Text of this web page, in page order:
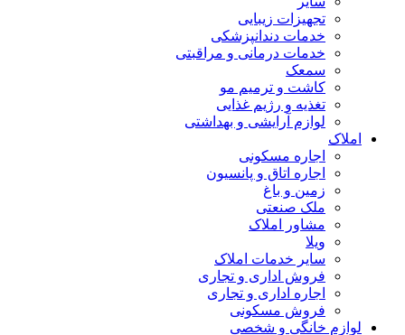
تجهیزات زیبایی
خدمات دندانپزشکی
خدمات درمانی و مراقبتی
سمعک
کاشت و ترمیم مو
تغذیه و رژیم غذایی
لوازم آرایشی و بهداشتی
املاک
اجاره مسکونی
اجاره اتاق و پانسیون
زمین و باغ
ملک صنعتی
مشاور املاک
ویلا
سایر خدمات املاک
فروش اداری و تجاری
اجاره اداری و تجاری
فروش مسکونی
لوازم خانگی و شخصی